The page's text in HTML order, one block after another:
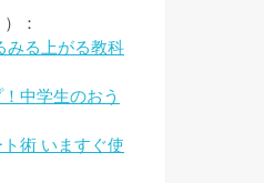
：
みる上がる教科
中学生のおう
術 いますぐ使